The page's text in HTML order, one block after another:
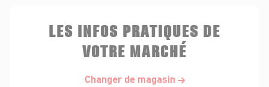
LES INFOS PRATIQUES DE
VOTRE MARCHÉ
Changer de magasin